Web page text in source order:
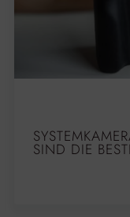
SIND DIE